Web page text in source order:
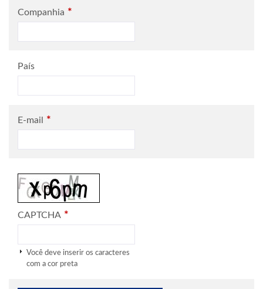
Companhia *
País
E-mail *
CAPTCHA *
Você deve inserir os caracteres
com a cor preta